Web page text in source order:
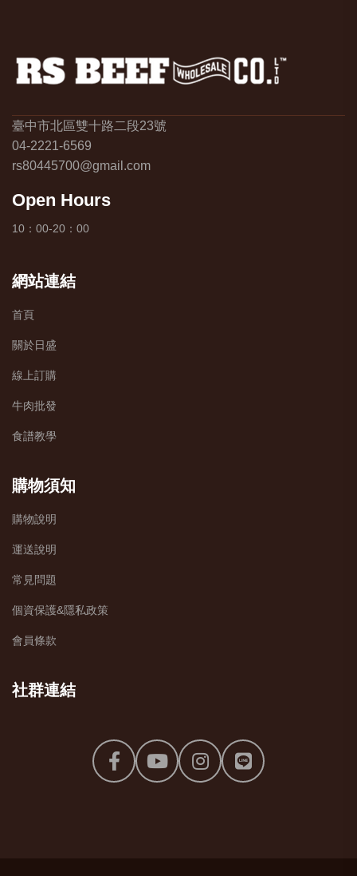
臺中市北區雙十路二段23號
04-2221-6569
rs80445700@gmail.com
Open Hours
10：00-20：00
網站連結
首頁
關於日盛
線上訂購
牛肉批發
食譜教學
購物須知
購物說明
運送說明
常見問題
個資保護&隱私政策
會員條款
社群連結